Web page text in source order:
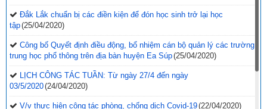
Đắk Lắk chuẩn bị các điền kiện để đón học sinh trở lại học
tập(25/04/2020)
Công bố Quyết định điều động, bổ nhiệm cán bộ quản lý các trường
trung học phổ thông trên địa bàn huyện Ea Súp(25/04/2020)
LỊCH CÔNG TÁC TUẦN: Từ ngày 27/4 đến ngày
03/5/2020(24/04/2020)
V/v thực hiện công tác phòng, chống dịch Covid-19(22/04/2020)